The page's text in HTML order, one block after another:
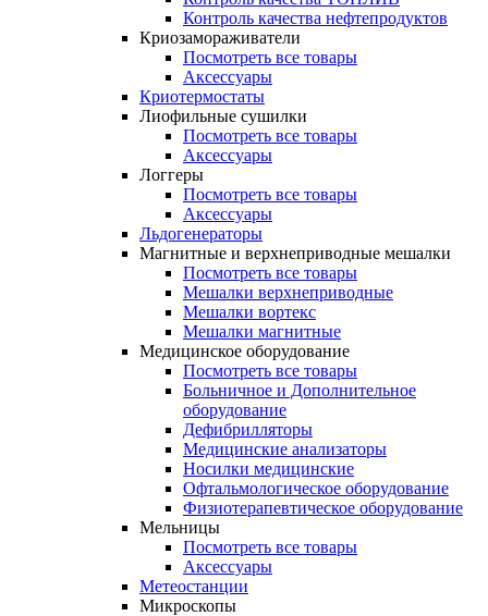
Контроль качества нефтепродуктов
Криозамораживатели
Посмотреть все товары
Аксессуары
Криотермостаты
Лиофильные сушилки
Посмотреть все товары
Аксессуары
Логгеры
Посмотреть все товары
Аксессуары
Льдогенераторы
Магнитные и верхнеприводные мешалки
Посмотреть все товары
Мешалки верхнеприводные
Мешалки вортекс
Мешалки магнитные
Медицинское оборудование
Посмотреть все товары
Больничное и Дополнительное
оборудование
Дефибрилляторы
Медицинские анализаторы
Носилки медицинские
Офтальмологическое оборудование
Физиотерапевтическое оборудование
Мельницы
Посмотреть все товары
Аксессуары
Метеостанции
Микроскопы